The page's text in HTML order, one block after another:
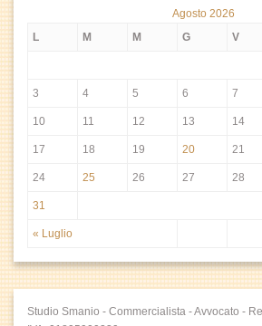
Agosto 2026
L
M M G V
« Luglio
3 4 5 6 7
10 11 12 13 14
17 18 19 20 21
24 25 26 27 28
31
Studio Smanio - Commercialista - Avvocato -